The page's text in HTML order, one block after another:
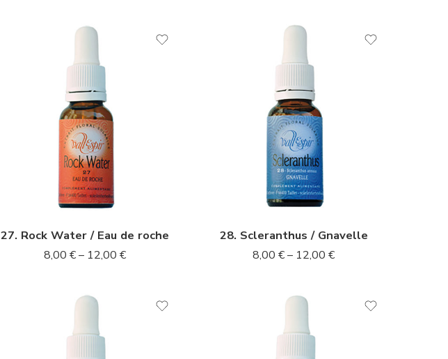
27. Rock Water / Eau de roche
8,00 €– 12,00 €
28. Scleranthus / Gnavelle
8,00 €– 12,00 €